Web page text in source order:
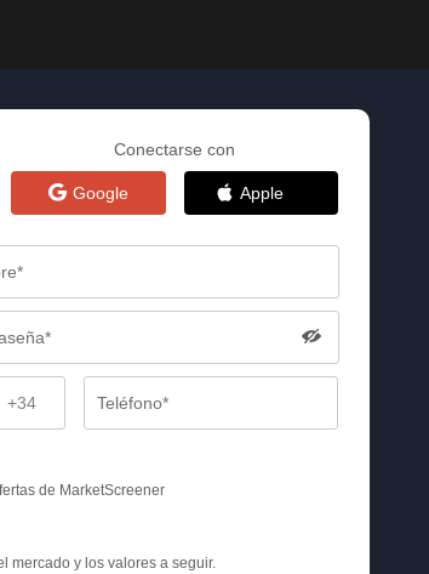
Conectarse con
Google Apple
+34
de MarketScreener
mercado y los valores a seguir.